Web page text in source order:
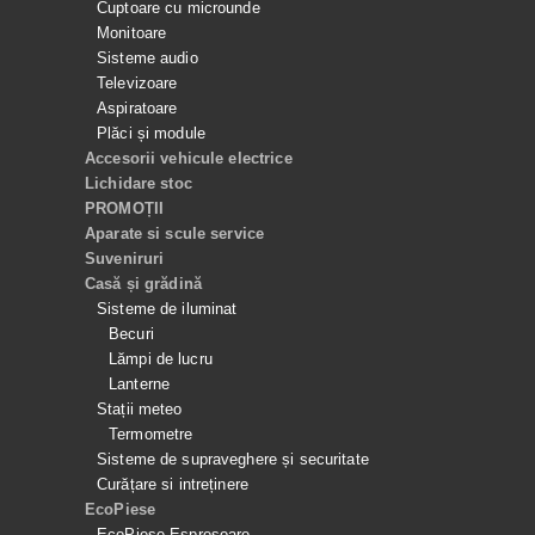
Cuptoare cu microunde
Monitoare
Sisteme audio
Televizoare
Aspiratoare
Plăci și module
Accesorii vehicule electrice
Lichidare stoc
PROMOȚII
Aparate si scule service
Suveniruri
Casă și grădină
Sisteme de iluminat
Becuri
Lămpi de lucru
Lanterne
Stații meteo
Termometre
Sisteme de supraveghere și securitate
Curățare si intreținere
EcoPiese